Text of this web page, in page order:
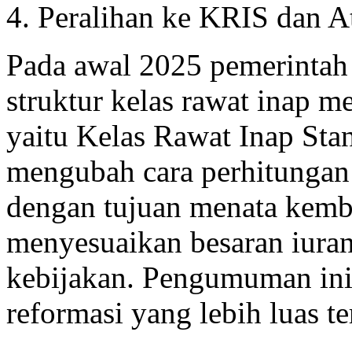
4. Peralihan ke KRIS dan
Pada awal 2025
struktur kelas rawat inap
yaitu Kelas Rawat Inap
mengubah cara
dengan tujuan menata
menyesuaikan besaran
kebijakan. Pengumuman
reformasi yang lebih luas